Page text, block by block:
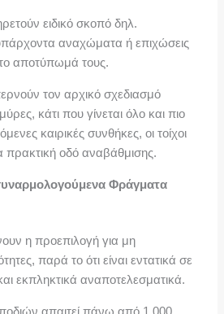
ειδικό σκοπό δηλ.
αναχώματα ή επιχώσεις
αποτύπωμά τους.
τον αρχικό σχεδιασμό
κάτι που γίνεται όλο και πιο
καιρικές συνθήκες, οι τοίχοι
οδό αναβάθμισης.
Φράγματα
η προεπιλογή για μη
παρά το ότι είναι εντατικά σε
εκπληκτικά αναποτελεσματικά.